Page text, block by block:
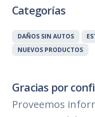
Categorías
DAÑOS SIN AUTOS
NUEVOS PRODUCTOS
Gracias por
Proveemos